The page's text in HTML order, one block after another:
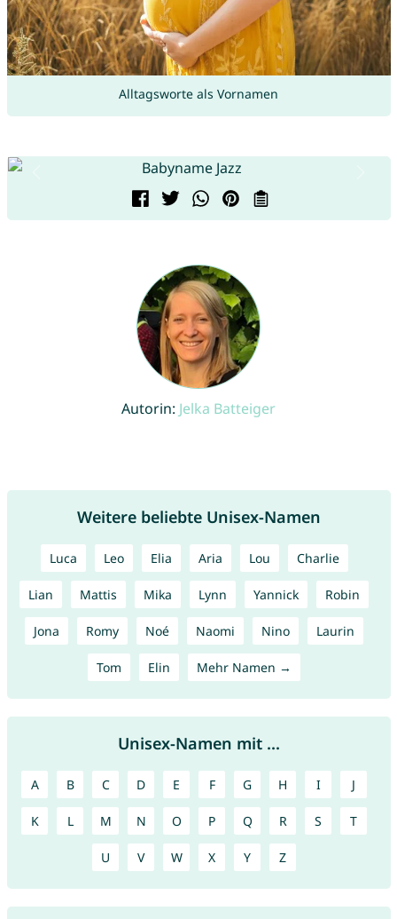
Alltagsworte als Vornamen
Autorin: Jelka Batteiger
Weitere beliebte Unisex-Namen
Luca Leo Elia Aria Lou Charlie
Lian Mattis Mika Lynn Yannick Robin
Jona Romy Noé Naomi Nino Laurin
Tom Elin Mehr Namen →
Unisex-Namen mit ...
A B C D E F G H I J
K L M N O P Q R S T
U V W X Y Z